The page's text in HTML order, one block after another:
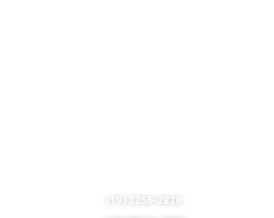
(19) 3256-2828